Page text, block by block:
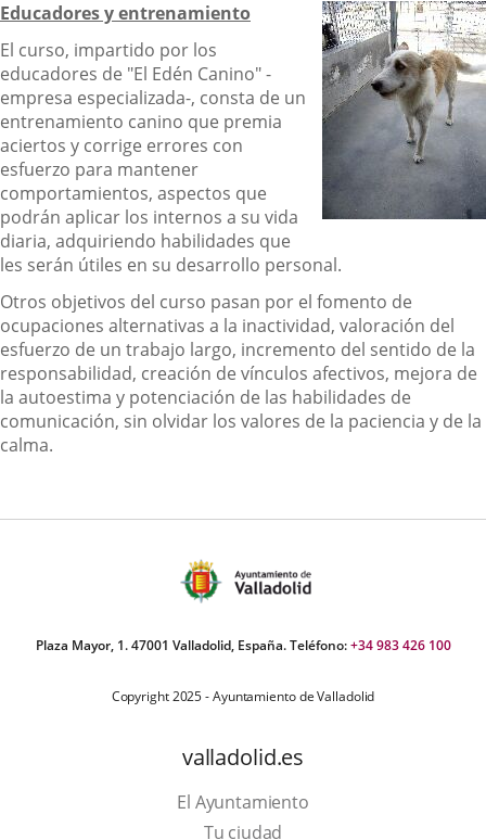
Educadores y entrenamiento
El curso, impartido por los
educadores de "El Edén Canino" -
empresa especializada-, consta de un
entrenamiento canino que premia
aciertos y corrige errores con
esfuerzo para mantener
comportamientos, aspectos que
podrán aplicar los internos a su vida
diaria, adquiriendo habilidades que
les serán útiles en su desarrollo personal.
Otros objetivos del curso pasan por el fomento de
ocupaciones alternativas a la inactividad, valoración del
esfuerzo de un trabajo largo, incremento del sentido de la
responsabilidad, creación de vínculos afectivos, mejora de
la autoestima y potenciación de las habilidades de
comunicación, sin olvidar los valores de la paciencia y de la
calma.
Plaza Mayor, 1. 47001 Valladolid, España. Teléfono:+34 983 426 100
Copyright 2025 - Ayuntamiento de Valladolid
valladolid.es
El Ayuntamiento
Tu ciudad